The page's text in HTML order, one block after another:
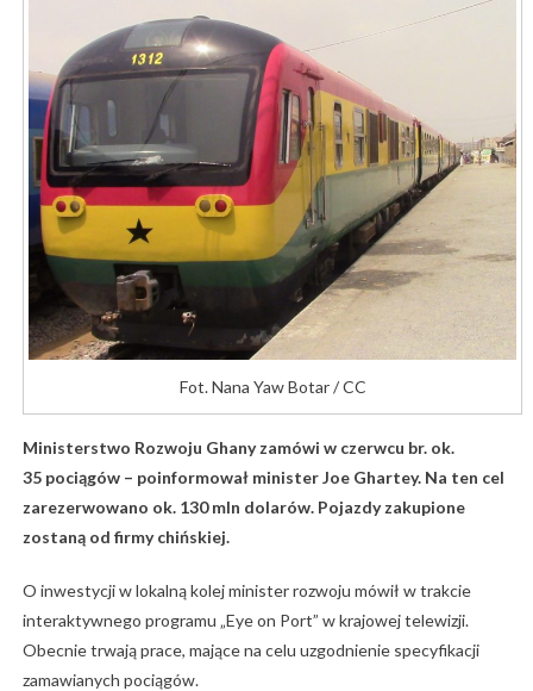
Fot. Nana Yaw Botar / CC
Ministerstwo Rozwoju Ghany zamówi w czerwcu br. ok.
35 pociągów – poinformował minister Joe Ghartey. Na ten cel
zarezerwowano ok. 130 mln dolarów. Pojazdy zakupione
zostaną od firmy chińskiej.
O inwestycji w lokalną kolej minister rozwoju mówił w trakcie
interaktywnego programu „Eye on Port” w krajowej telewizji.
Obecnie trwają prace, mające na celu uzgodnienie specyfikacji
zamawianych pociągów.